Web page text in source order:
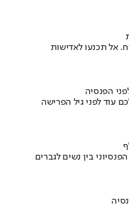
אל תכנעו לאדישות
הפנסיה
עוד לפני גיל הפרישה
בין נשים לגברים